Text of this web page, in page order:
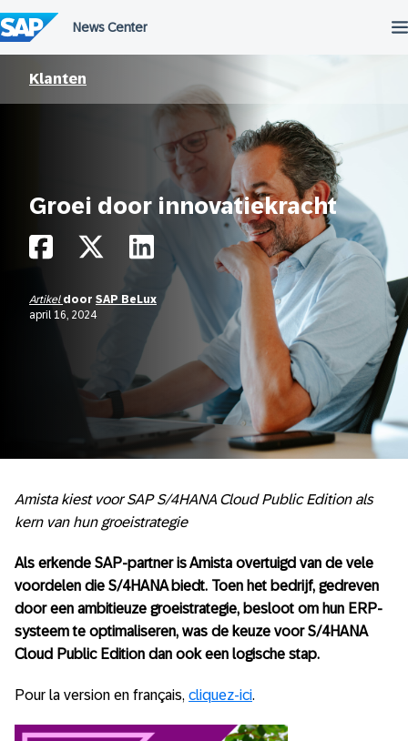
naar
de
inhoud
Klanten
Groei door innovatiekracht
Artikel door SAP BeLux
april 16, 2024
Amista kiest voor SAP S/4HANA Cloud Public Edition als
kern van hun groeistrategie
Als erkende SAP-partner is Amista overtuigd van de vele
voordelen die S/4HANA biedt. Toen het bedrijf, gedreven
door een ambitieuze groeistrategie, besloot om hun ERP-
systeem te optimaliseren, was de keuze voor S/4HANA
Cloud Public Edition dan ook een logische stap.
Pour la version en français, cliquez-ici.